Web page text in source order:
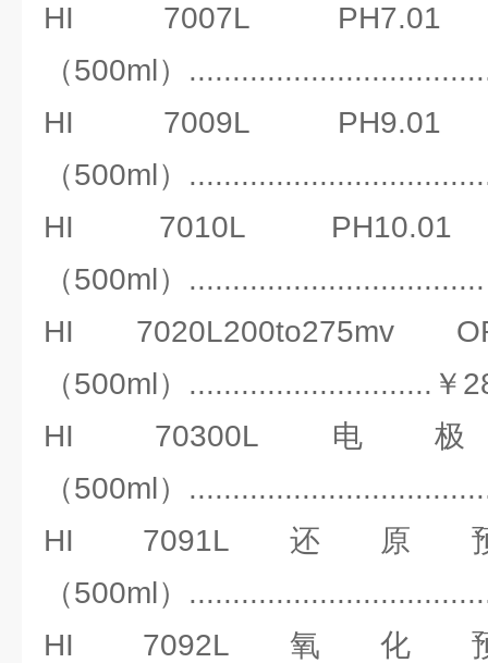
HI 7007L
（500ml）
HI 7009L
（500ml）
HI 7010L
（500ml）
HI
（500ml）............................￥
HI 70300L电
（500ml）
HI 7091L还
（500ml）
HI 7092L氧